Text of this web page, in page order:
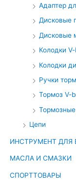
Адаптер
Дисковые
Дисковые
Колодки
Колодки
Ручки
Тормоз V-
Цепи
ИНСТРУМЕНТ ДЛЯ
МАСЛА И СМАЗКИ
СПОРТТОВАРЫ